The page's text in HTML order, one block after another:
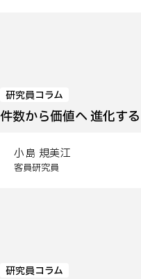
研究員コラム
件数から価値へ ─進化す
小島 規美江
客員研究員
研究員コラム